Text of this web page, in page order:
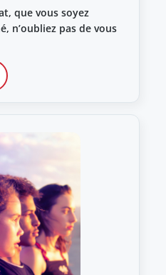
que vous soyez
n’oubliez pas de vous